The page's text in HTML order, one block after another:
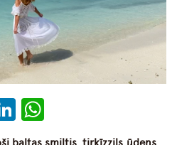
LinkedIn